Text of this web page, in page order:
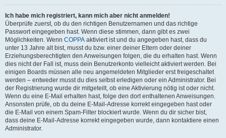
Ich habe mich registriert, kann mich aber nicht anmelden!
Überprüfe zuerst, ob du den richtigen Benutzernamen und das richtige
Passwort eingegeben hast. Wenn diese stimmen, dann gibt es zwei
Möglichkeiten. Wenn COPPA aktiviert ist und du angegeben hast, dass du
unter 13 Jahre alt bist, musst du bzw. einer deiner Eltern oder deiner
Erziehungsberechtigten den Anweisungen folgen, die du erhalten hast. Wenn
dies nicht der Fall ist, muss dein Benutzerkonto vielleicht aktiviert werden. Bei
einigen Boards müssen alle neu angemeldeten Mitglieder erst freigeschaltet
werden – entweder musst du dies selbst erledigen oder ein Administrator. Bei
der Registrierung wurde dir mitgeteilt, ob eine Aktivierung nötig ist oder nicht.
Wenn du eine E-Mail erhalten hast, folge den dort enthaltenen Anweisungen.
Ansonsten prüfe, ob du deine E-Mail-Adresse korrekt eingegeben hast oder
die E-Mail von einem Spam-Filter blockiert wurde. Wenn du dir sicher bist,
dass deine E-Mail-Adresse korrekt eingegeben wurde, dann kontaktiere einen
Administrator.